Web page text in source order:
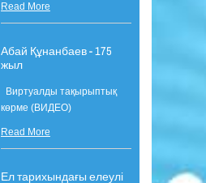
Read More
Абай Құнанбаев - 175
жыл
Виртуалды тақырыптық
көрме (ВИДЕО)
Read More
Ел тарихындағы елеулі